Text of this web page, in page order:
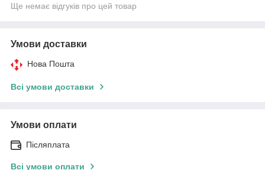
Ще немає відгуків про цей товар
Умови доставки
Нова Пошта
Всі умови доставки
Умови оплати
Післяплата
Всі умови оплати